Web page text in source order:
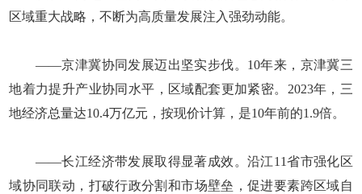
区域重大战略，不断为高质量发展注入强劲动能。
——京津冀协同发展迈出坚实步伐。10年来，京津冀三
地着力提升产业协同水平，区域配套更加紧密。2023年，三
地经济总量达10.4万亿元，按现价计算，是10年前的1.9倍。
——长江经济带发展取得显著成效。沿江11省市强化区
域协同联动，打破行政分割和市场壁垒，促进要素跨区域自